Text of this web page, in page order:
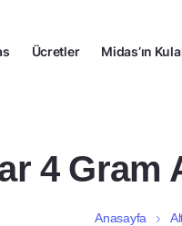
Ücretler Midas’ın
4 Gram
Anasayfa